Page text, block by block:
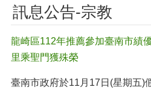
訊息公告-宗教
龍崎區112年推薦參加臺南市績
里乘聖門獲殊榮
臺南市政府於11月17日(星期五)